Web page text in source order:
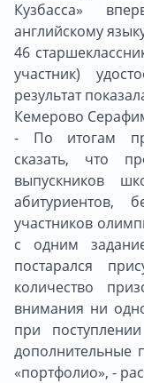
Кузбасса»
английскому
46
участник)
результат
Кемерово
- По итогам
сказать, что
выпускников
абитуриентов,
участников
с одним
постарался
количество
внимания ни
при
дополнительные
«портфолио», -